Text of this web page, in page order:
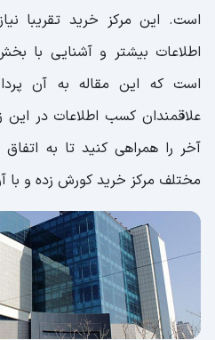
کافه آپ آرت مان (UpArtMaan Cafe)
آبمیوه شهرام کورن
کافه ما دو تا
کافه کارول
کافه ویونا
اتاق سیگار
فودکورت کورش
امکانات موجود در مرکز
است. این مرکز خرید تقریبا
اطلاعات بیشتر و آشنایی با
است که این مقاله به آن
علاقمندان کسب اطلاعات در این
آخر را همراهی کنید تا به
مختلف مرکز خرید کورش زده و با